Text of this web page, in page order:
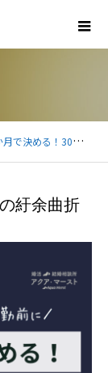
める！30代男性の紆余曲折
紆余曲折